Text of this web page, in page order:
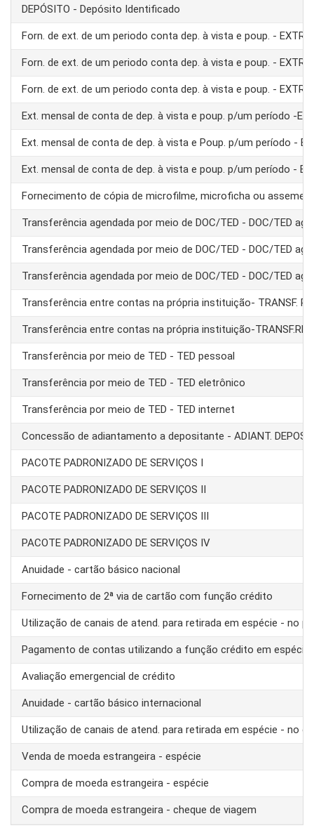
DEPÓSITO - Depósito Identificado
Forn. de ext. de um periodo conta dep. à vista e poup. -
Forn. de ext. de um periodo conta dep. à vista e poup. -
Forn. de ext. de um periodo conta dep. à vista e poup. -
Ext. mensal de conta de dep. à vista e poup. p/um período -
Ext. mensal de conta de dep. à vista e Poup. p/um período -
Ext. mensal de conta de dep. à vista e poup. p/um período -
Fornecimento de cópia de microfilme, microficha ou
Transferência agendada por meio de DOC/TED - DOC/TED
Transferência agendada por meio de DOC/TED - DOC/TED
Transferência agendada por meio de DOC/TED - DOC/TED
Transferência entre contas na própria instituição- TRANSF.
Transferência entre contas na própria instituição-
Transferência por meio de TED - TED pessoal
Transferência por meio de TED - TED eletrônico
Transferência por meio de TED - TED internet
Concessão de adiantamento a depositante - ADIANT.
PACOTE PADRONIZADO DE SERVIÇOS I
PACOTE PADRONIZADO DE SERVIÇOS II
PACOTE PADRONIZADO DE SERVIÇOS III
PACOTE PADRONIZADO DE SERVIÇOS IV
Anuidade - cartão básico nacional
Fornecimento de 2ª via de cartão com função crédito
Utilização de canais de atend. para retirada em espécie - no
Pagamento de contas utilizando a função crédito em espécie
Avaliação emergencial de crédito
Anuidade - cartão básico internacional
Utilização de canais de atend. para retirada em espécie - no
Venda de moeda estrangeira - espécie
Compra de moeda estrangeira - espécie
Compra de moeda estrangeira - cheque de viagem